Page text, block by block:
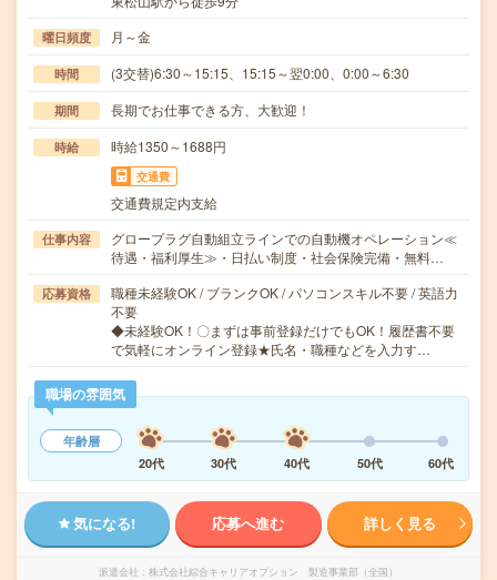
曜日頻度 月～金
時間 (3交替)6:30～15:15、15:15～翌0:00、0:00～6:30
期間 長期でお仕事できる方、大歓迎！
時給 時給1350～1688円
交通費
交通費規定内支給
仕事内容
グロープラグ自動組立ラインでの自動機オペレーション≪
待遇・福利厚生≫・日払い制度・社会保険完備・無料…
応募資格
職種未経験OK / ブランクOK / パソコンスキル不要 / 英語力
不要
◆未経験OK！〇まずは事前登録だけでもOK！履歴書不要
で気軽にオンライン登録★氏名・職種などを入力す…
職場の雰囲気
年齢層
20代
30代 40代 50代 60代
気になる! 応募へ進む 詳しく見る
派遣会社 株式会社綜合キャリアオプション 製造事業部（全国）